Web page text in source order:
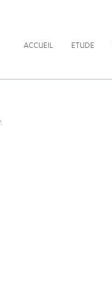
ACCUEIL ETUDE